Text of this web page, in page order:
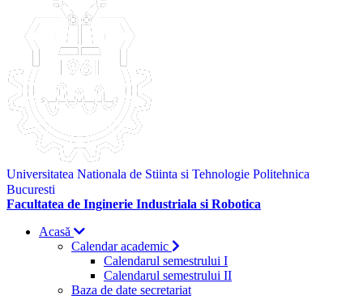
Universitatea Nationala de Stiinta si Tehnologie Politehnica
Bucuresti
Facultatea de Inginerie Industriala si Robotica
Acasă
Calendar academic
Calendarul semestrului I
Calendarul semestrului II
Baza de date secretariat